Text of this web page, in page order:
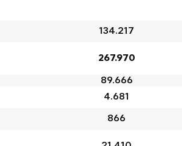
134.217
267.970
89.666
4.681
866